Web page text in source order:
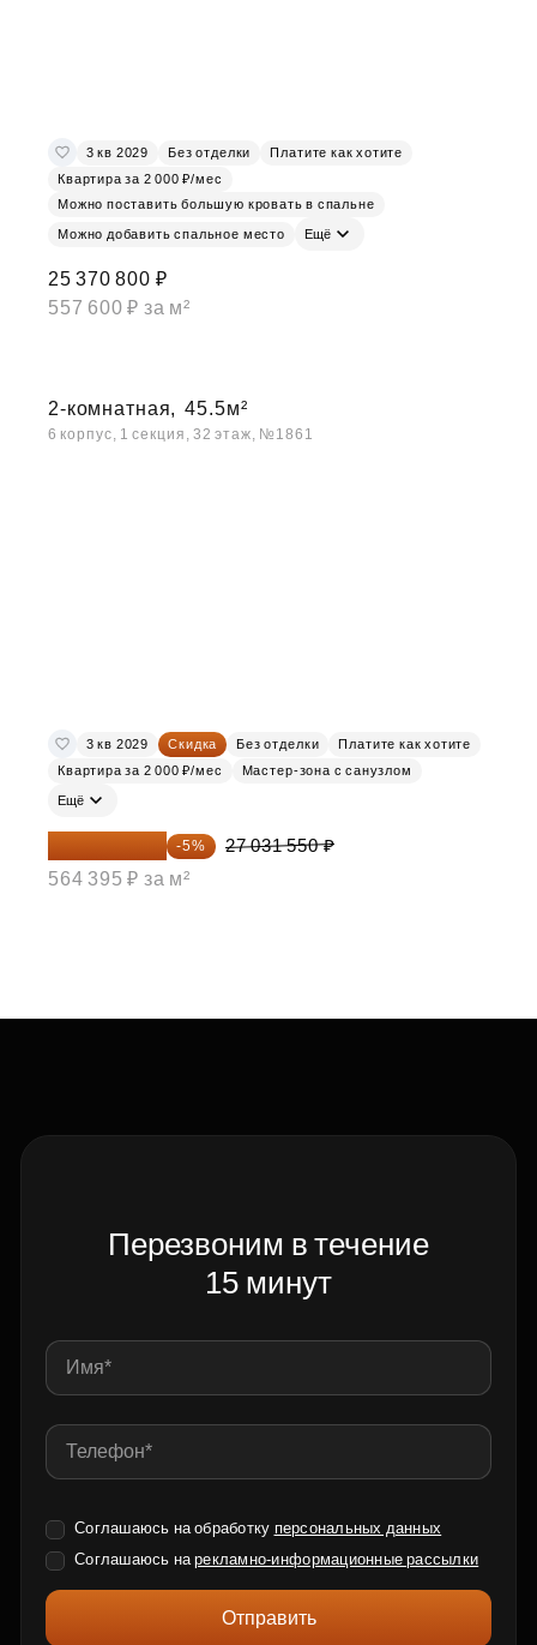
3 кв 2029 Без отделки
Платите как хотите
Квартира за 2 000 ₽/мес
Можно поставить большую кровать в спальне
Можно добавить спальное место Ещё
25 370 800 ₽
557 600 ₽ за м²
2-комнатная, 45.5м²
6 корпус, 1 секция, 32 этаж, №1861
3 кв 2029 Скидка Без отделки
Платите как хотите
Квартира за 2 000 ₽/мес
Мастер-зона с санузлом
Ещё
25 679 973 ₽ -5%
27 031 550 ₽
564 395 ₽ за м²
Перезвоним в течение
15 минут
Соглашаюсь на обработку персональных данных
Соглашаюсь нарекламно-информационные рассылки
Отправить